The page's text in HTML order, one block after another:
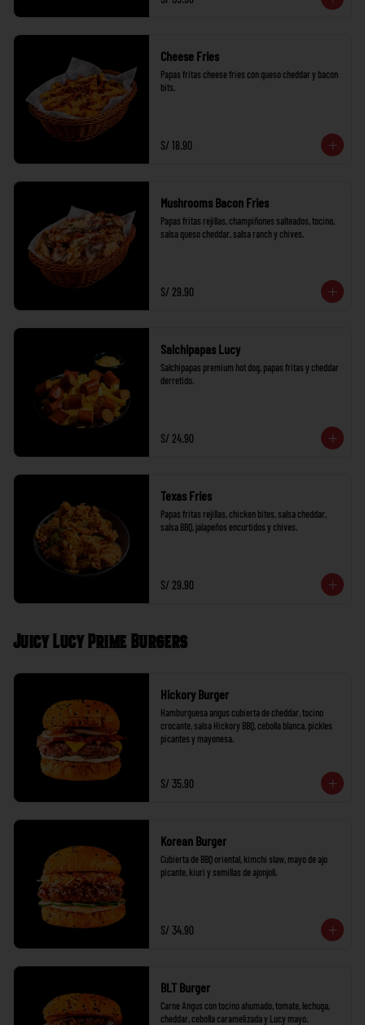
Cheese Fries
Papas fritas cheese fries con queso cheddar y bacon
bits.
S/ 18.90
Mushrooms Bacon Fries
Papas fritas rejillas, champiñones salteados, tocino,
salsa queso cheddar, salsa ranch y chives.
S/ 29.90
Salchipapas Lucy
Salchipapas premium hot dog, papas fritas y cheddar
derretido.
S/ 24.90
Texas Fries
Papas fritas rejillas, chicken bites, salsa cheddar,
salsa BBQ, jalapeños encurtidos y chives.
S/ 29.90
Juicy Lucy Prime Burgers
Hickory Burger
Hamburguesa angus cubierta de cheddar, tocino
crocante, salsa Hickory BBQ, cebolla blanca, pickles
picantes y mayonesa.
S/ 35.90
Korean Burger
Cubierta de BBQ oriental, kimchi slaw, mayo de ajo
picante, kiuri y semillas de ajonjolí.
S/ 34.90
BLT Burger
Carne Angus con tocino ahumado, tomate, lechuga,
cheddar, cebolla caramelizada y Lucy mayo.